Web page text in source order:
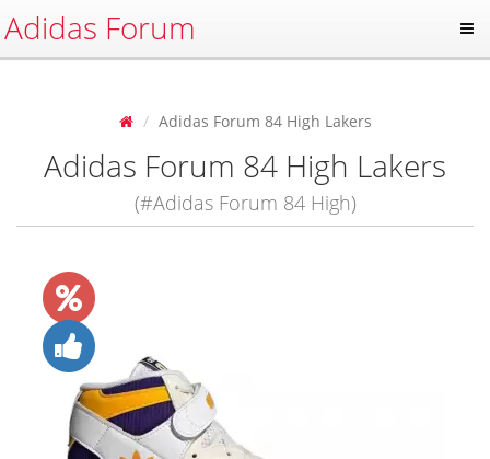
Adidas Forum
Adidas Forum 84 High Lakers
Adidas Forum 84 High Lakers
(#Adidas Forum 84 High)